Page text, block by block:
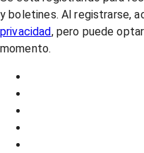
y boletines. Al registrarse,
privacidad, pero puede
momento.